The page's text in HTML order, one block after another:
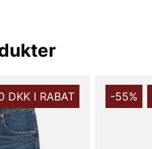
DKK I RABAT -55%